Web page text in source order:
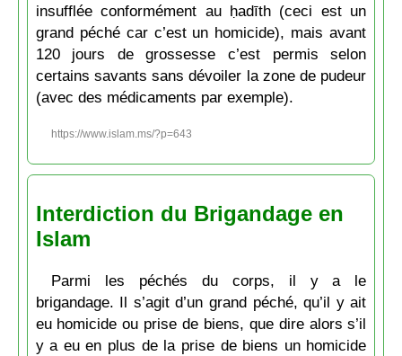
insufflée conformément au ḥadīth (ceci est un
grand péché car c’est un homicide), mais avant
120 jours de grossesse c’est permis selon
certains savants sans dévoiler la zone de pudeur
(avec des médicaments par exemple).
https://www.islam.ms/?p=643
Interdiction du Brigandage en
Islam
Parmi les péchés du corps, il y a le
brigandage. Il s’agit d’un grand péché, qu’il y ait
eu homicide ou prise de biens, que dire alors s’il
y a eu en plus de la prise de biens un homicide